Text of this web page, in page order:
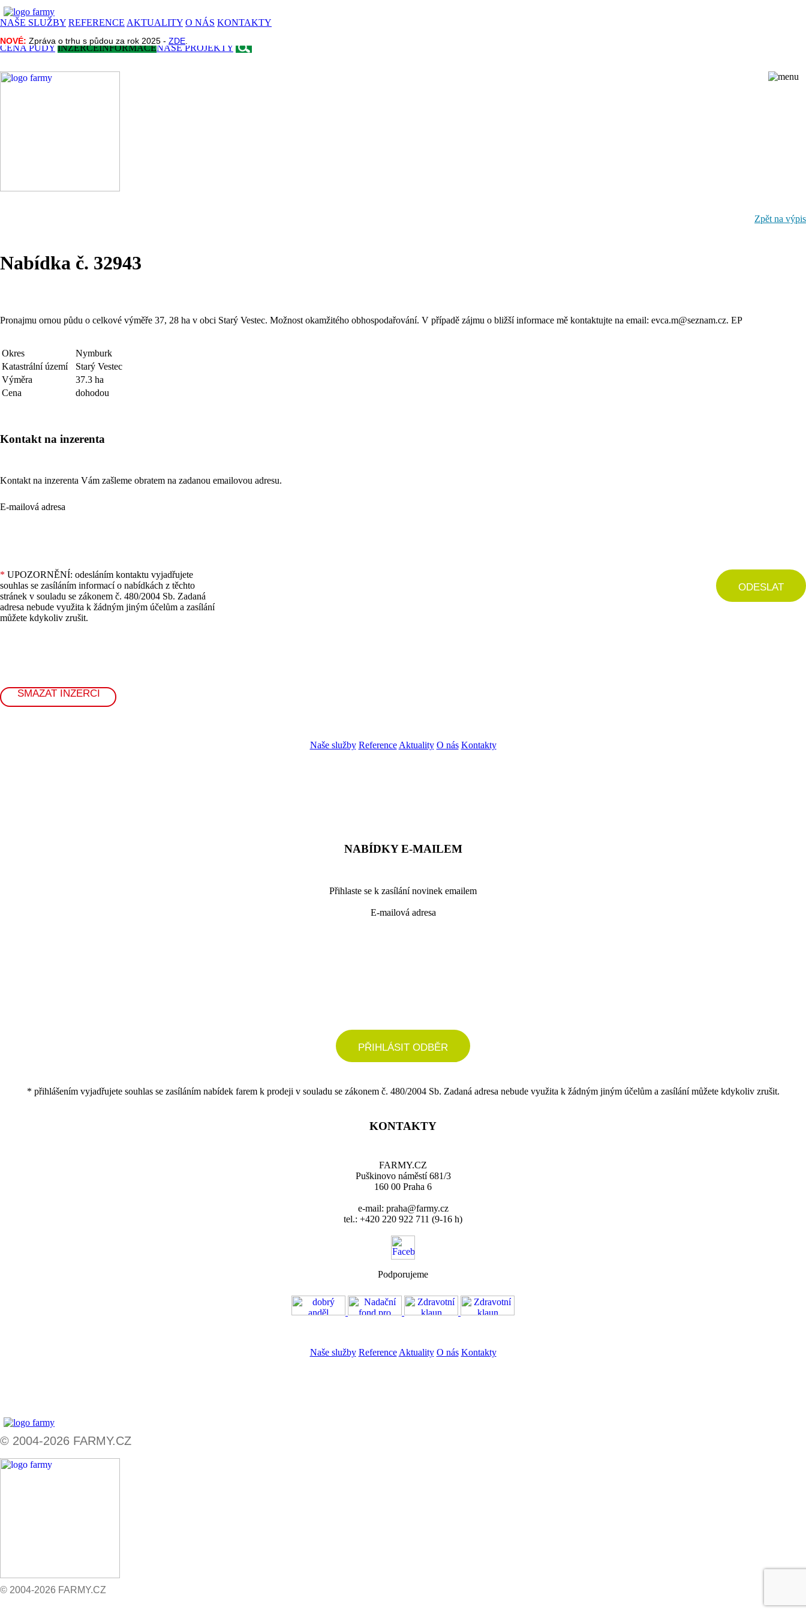
NAŠE SLUŽBY REFERENCE AKTUALITY O NÁS KONTAKTY
NOVÉ: Zpráva o trhu s půdou za rok 2025 - ZDE
CENA PŮDY INZERCEINFORMACENAŠE PROJEKTY
NOVÉ: Zpráva o trhu s půdou za rok 2025 - ZDE
Zpět na výpis
Nabídka č. 32943
Pronajmu ornou půdu o celkové výměře 37, 28 ha v obci Starý Vestec. Možnost okamžitého obhospodařování. V případě zájmu o bližší informace mě kontaktujte na email: evca.m@seznam.cz. EP
Okres
Nymburk
Katastrální území
Starý Vestec
Výměra
37.3 ha
Cena
dohodou
Kontakt na inzerenta
Kontakt na inzerenta Vám zašleme obratem na zadanou emailovou adresu.
E-mailová adresa
* UPOZORNĚNÍ: odesláním kontaktu vyjadřujete
souhlas se zasíláním informací o nabídkách z těchto
stránek v souladu se zákonem č. 480/2004 Sb. Zadaná
adresa nebude využita k žádným jiným účelům a zasílání
můžete kdykoliv zrušit.
ODESLAT
SMAZAT INZERCI
Naše služby Reference Aktuality O nás Kontakty
NABÍDKY E-MAILEM
Přihlaste se k zasílání novinek emailem
E-mailová adresa
PŘIHLÁSIT ODBĚR
* přihlášením vyjadřujete souhlas se zasíláním nabídek farem k prodeji v souladu se zákonem č. 480/2004 Sb. Zadaná adresa nebude využita k žádným jiným účelům a zasílání můžete kdykoliv zrušit.
KONTAKTY
FARMY.CZ
Puškinovo náměstí 681/3
160 00 Praha 6
e-mail: praha@farmy.cz
tel.: +420 220 922 711 (9-16 h)
Podporujeme
Naše služby Reference Aktuality O nás Kontakty
© 2004-2026 FARMY.CZ
© 2004-2026 FARMY.CZ